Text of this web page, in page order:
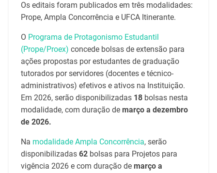
Os editais foram publicados em três modalidades:
Prope, Ampla Concorrência e UFCA Itinerante.
O Programa de Protagonismo Estudantil
(Prope/Proex) concede bolsas de extensão para
ações propostas por estudantes de graduação
tutorados por servidores (docentes e técnico-
administrativos) efetivos e ativos na Instituição.
Em 2026, serão disponibilizadas 18bolsas nesta
modalidade, com duração de março a dezembro
de 2026.
Na modalidade Ampla Concorrência, serão
disponibilizadas 62bolsas para Projetos para
vigência 2026 e com duração de março a